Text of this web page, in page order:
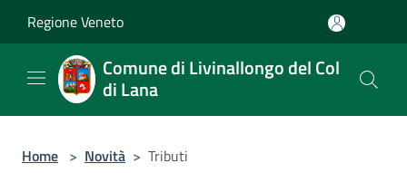
Regione Veneto
Comune di Livinallongo del Col
di Lana
Home > Novità > Tributi